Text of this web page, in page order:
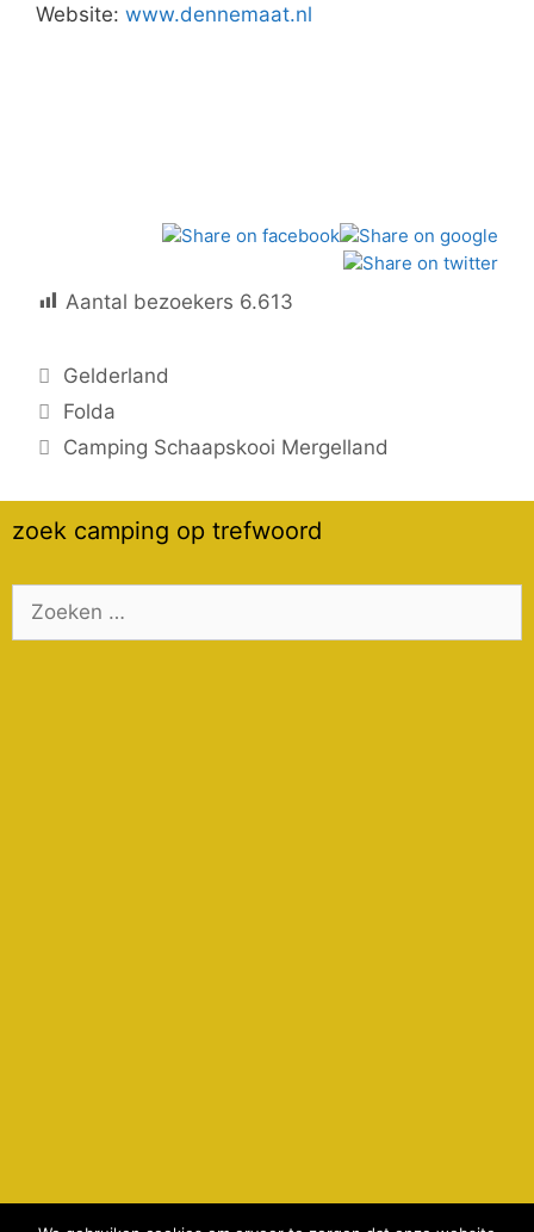
Website: www.dennemaat.nl
Aantal bezoekers 6.613
Categorieën
Gelderland
Folda
Camping Schaapskooi Mergelland
zoek camping op trefwoord
naar: